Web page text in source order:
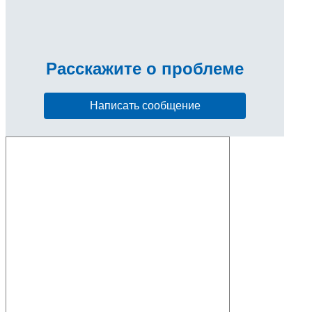
Расскажите о проблеме
Написать сообщение